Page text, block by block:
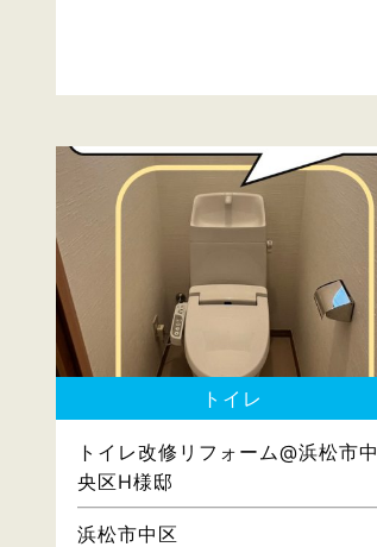
トイレ
トイレ改修リフォーム@浜松市中
央区H様邸
浜松市中区